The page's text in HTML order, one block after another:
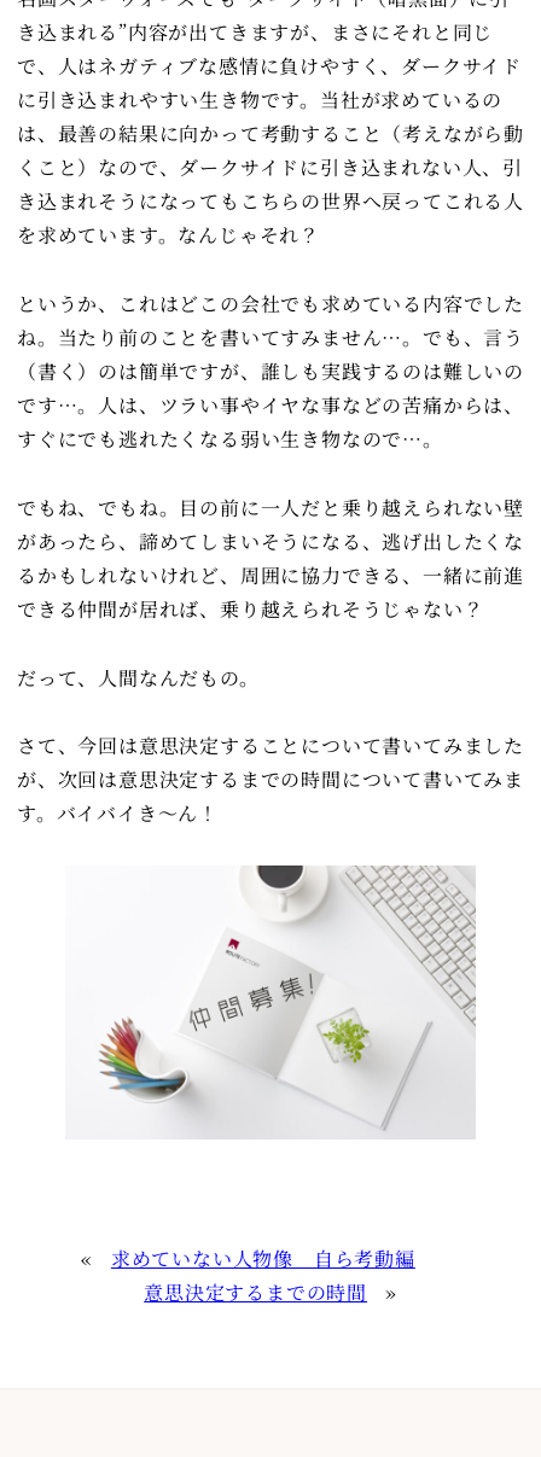
き込まれる”内容が出てきますが、まさにそれと同じ
で、人はネガティブな感情に負けやすく、ダークサイド
に引き込まれやすい生き物です。当社が求めているの
は、最善の結果に向かって考動すること（考えながら動
くこと）なので、ダークサイドに引き込まれない人、引
き込まれそうになってもこちらの世界へ戻ってこれる人
を求めています。なんじゃそれ？
というか、これはどこの会社でも求めている内容でした
ね。当たり前のことを書いてすみません…。でも、言う
（書く）のは簡単ですが、誰しも実践するのは難しいの
です…。人は、ツラい事やイヤな事などの苦痛からは、
すぐにでも逃れたくなる弱い生き物なので…。
でもね、でもね。目の前に一人だと乗り越えられない壁
があったら、諦めてしまいそうになる、逃げ出したくな
るかもしれないけれど、周囲に協力できる、一緒に前進
できる仲間が居れば、乗り越えられそうじゃない？
だって、人間なんだもの。
さて、今回は意思決定することについて書いてみました
が、次回は意思決定するまでの時間について書いてみま
す。バイバイき～ん！
«
求めていない人物像 自ら考動編
意思決定するまでの時間
»